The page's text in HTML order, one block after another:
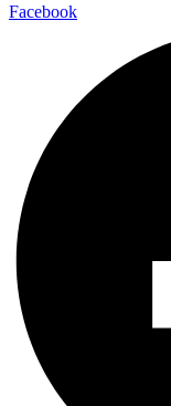
Facebook